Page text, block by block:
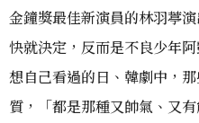
金鐘獎最佳新演員的林羽葶
快就決定，反而是不良少年
想自己看過的日、韓劇中，
質，「都是那種又帥氣、又